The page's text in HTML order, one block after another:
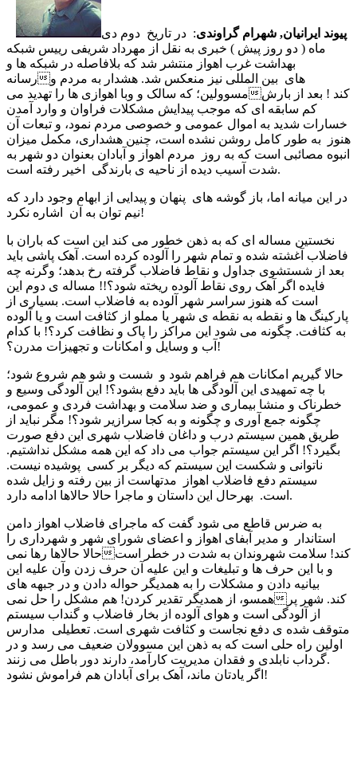
پیوند ایرانیان, شهرام گراوندی: در تاریخ دوم دی
ماه ( دو روز پیش ) خبری به نقل از مهرداد شریفی رییس شبکه
بهداشت غرب اهواز منتشر شد که بلافاصله در شبکه ها و
رسانههای بین المللی نیز منعکس شد. هشدار به مردم و
مسوولین؛ که سالک و وبا اهوازی ها را تهدید میکند ! بعد از بارش
کم سابقه ای که موجب پیدایش مشکلات فراوان و وارد آمدن
خسارات شدید به اموال عمومی و خصوصی مردم نمود، و تبعات آن
هنوز به طور کامل روشن نشده است، چنین هشداری، مکمل میزان
انبوه مصائبی است که به روز مردم اهواز و آبادان بعنوان دو شهر به
شدت آسیب دیده از ناحیه ی بارندگی اخیر رفته است.
در این میانه اما، باز گوشه های پنهان و پیدایی از ابهام وجود دارد که
نیم توان به آن اشاره نکرد!
نخستین مساله ای که به ذهن خطور می کند این است که باران با
فاضلاب آغشته شده و تمام شهر را آلوده کرده است. آهک پاشی باید
بعد از شستشوی جداول و نقاط فاضلاب گرفته رخ بدهد؛ وگرنه چه
فایده اگر آهک روی نقاط آلوده ریخته شود؟!! مساله ی دوم این
است که هنوز سراسر شهر آلوده به فاضلاب است. بسیاری از
پارکینگ ها و نقطه به نقطه ی شهر یا مملو از کثافت است و یا آلوده
به کثافت. چگونه می شود این مراکز را پاک و نظافت کرد؟! با کدام
آب و وسایل و امکانات و تجهیزات مدرن؟!
حالا گیریم امکانات هم فراهم شود و شست و شو هم شروع شود؛
با چه تمهیدی این آلودگی ها باید دفع بشود؟! این آلودگی وسیع و
خطرناک و منشا بیماری و ضد سلامت و بهداشت فردی و عمومی،
چگونه جمع آوری و چگونه و به کجا سرازیر شود؟! مگر نباید از
طریق همین سیستم درب و داغان فاضلاب شهری این دفع صورت
بگیرد؟! اگر این سیستم جواب می داد که این همه مشکل نداشتیم.
ناتوانی و شکست این سیستم که دیگر بر کسی پوشیده نیست.
سیستم دفع فاضلاب اهواز مدتهاست از بین رفته و زایل شده
است. بهرحال این داستان و ماجرا حالا حالاها ادامه دارد.
به ضرس قاطع می شود گفت که ماجرای فاضلاب اهواز دامن
استاندار و مدیر آبفای اهواز و اعضای شورای شهر و شهرداری را
حالا حالاها رها نمیکند! سلامت شهروندان به شدت در خطر است
و با این حرف ها و تبلیغات و این علیه آن حرف زدن وآن علیه این
بیانیه دادن و مشکلات را به همدیگر حواله دادن و در جبهه های
همسو، از همدیگر تقدیر کردن! هم مشکل را حل نمیکند. شهر پر
از آلودگی است و هوای آلوده از بخار فاضلاب و گنداب سیستم
متوقف شده ی دفع نجاست و کثافت شهری است. تعطیلی مدارس
اولین راه حلی است که به ذهن این مسوولان ضعیف می رسد و در
گرداب نابلدی و فقدان مدیریت کارآمد، دارند دور باطل می زنند.
اگر یادتان ماند، آهک برای آبادان هم فراموش نشود!